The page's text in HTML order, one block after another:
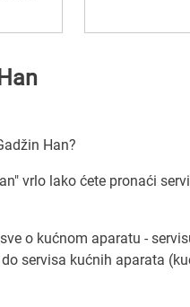
Han?
vrlo lako ćete pronaći
o kućnom aparatu -
servisa kućnih aparata